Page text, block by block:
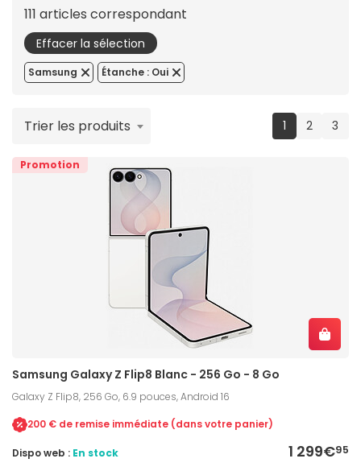
111 articles correspondant
Effacer la sélection
Samsung Étanche : Oui
1 (current)
2 3
Trier les produits
Promotion
Samsung Galaxy Z Flip8 Blanc - 256 Go - 8 Go
Galaxy Z Flip8, 256 Go, 6.9 pouces, Android 16
200 € de remise immédiate (dans votre panier)
1 299€95
Dispo web : En stock